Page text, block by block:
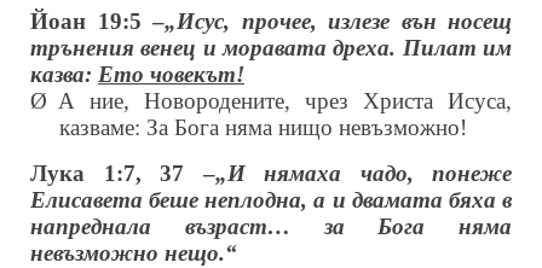
Йоан 19:5 –„Исус, прочее, излезе вън носещ
трънения венец и моравата дреха. Пилат им
казва: Ето човекът!
Ø А ние, Новородените, чрез Христа Исуса,
казваме: За Бога няма нищо невъзможно!
Лука 1:7, 37 –„И нямаха чадо, понеже
Елисавета беше неплодна, а и двамата бяха в
напреднала възраст… за Бога няма
невъзможно нещо.“